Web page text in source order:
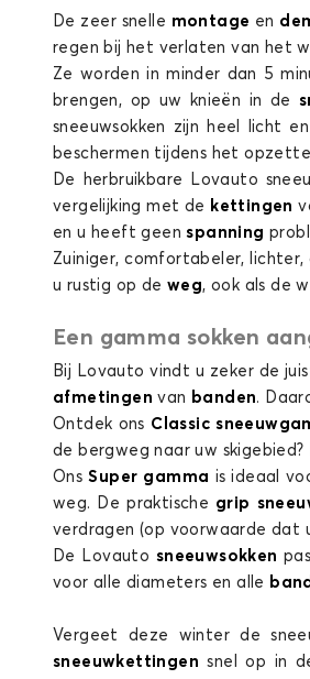
De zeer snelle montage en
regen bij het verlaten van het
Ze worden in minder dan 5
brengen, op uw knieën in de
sneeuwsokken zijn heel licht
beschermen tijdens het
De herbruikbare Lovauto
vergelijking met de kettingen
en u heeft geenspanning
Zuiniger, comfortabeler,
u rustig op de weg, ook als de
Een gamma sokken
Bij Lovauto vindt u zeker de
afmetingenvan banden.
Ontdek ons Classic
de bergweg naar uw
OnsSuper gamma is ideaal
weg. De praktische grip
verdragen (op voorwaarde dat
De Lovauto sneeuwsokken
voor alle diameters en alle
Vergeet deze winter de
sneeuwkettingensnel op in